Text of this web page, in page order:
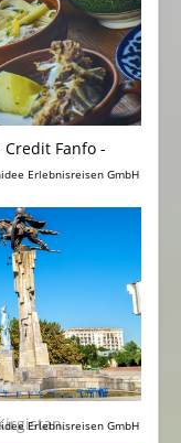
Erlebnisreisen GmbH
Fanfo -
Erlebnisreisen GmbH